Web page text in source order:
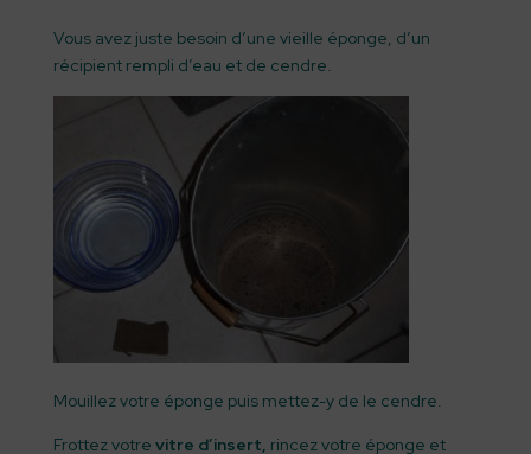
Vous avez juste besoin d’une vieille éponge, d’un
récipient rempli d’eau et de cendre.
Mouillez votre éponge puis mettez-y de le cendre.
Frottez votre vitre d’insert, rincez votre éponge et